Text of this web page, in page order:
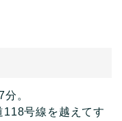
。
号線を越えてす